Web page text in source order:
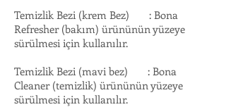
Temizlik Bezi (krem Bez) : Bona
Refresher (bakım) ürününün yüzeye
sürülmesi için kullanılır.
Temizlik Bezi (mavi bez) : Bona
Cleaner (temizlik) ürününün yüzeye
sürülmesi için kullanılır.